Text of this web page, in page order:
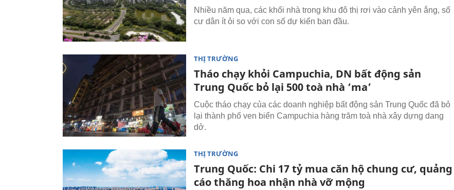
Nhiều năm qua, các khối nhà trong khu đô thị rơi vào cảnh yên ắng, số
cư dân ít ỏi so với con số dự kiến ban đầu.
THỊ TRƯỜNG
Tháo chạy khỏi Campuchia, DN bất động sản
Trung Quốc bỏ lại 500 toà nhà ‘ma’
Cuộc tháo chạy của các doanh nghiệp bất động sản Trung Quốc đã bỏ
lại thành phố ven biển Campuchia hàng trăm toà nhà xây dựng dang
dở.
THỊ TRƯỜNG
Trung Quốc: Chi 17 tỷ mua căn hộ chung cư, quảng
cáo thăng hoa nhận nhà vỡ mộng